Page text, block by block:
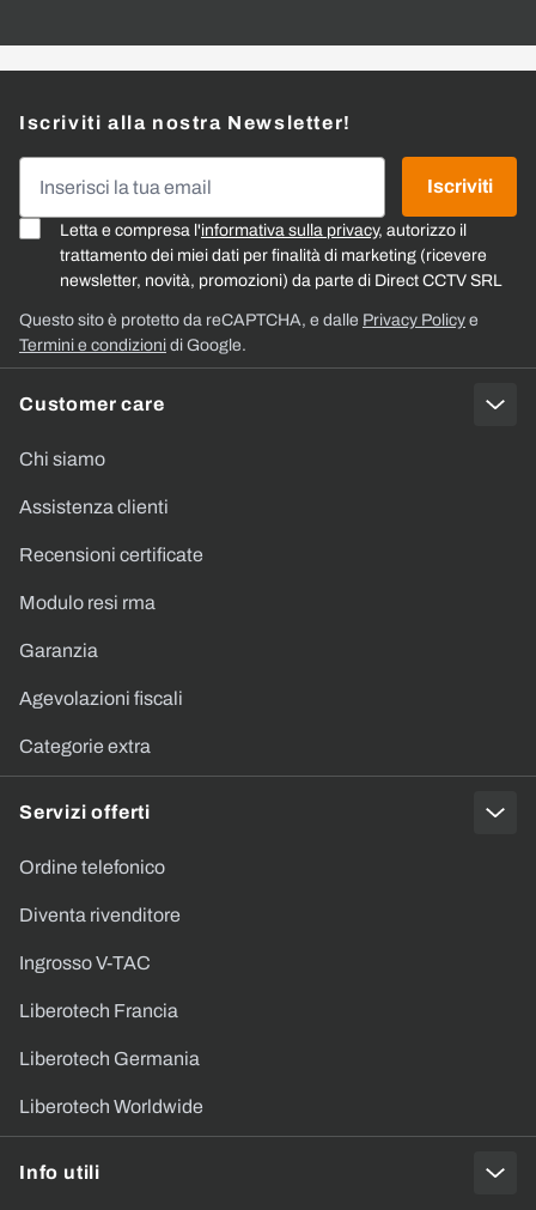
Customer care
Chi siamo
Assistenza clienti
Recensioni certificate
Modulo resi rma
Garanzia
Agevolazioni fiscali
Categorie extra
Servizi offerti
Ordine telefonico
Diventa rivenditore
Ingrosso V-TAC
Liberotech Francia
Liberotech Germania
Liberotech Worldwide
Info utili
Iscriviti alla nostra Newsletter!
Letta e compresa l'informativa sulla privacy, autorizzo il
trattamento dei miei dati per finalità di marketing (ricevere
newsletter, novità, promozioni) da parte di Direct CCTV SRL
Iscriviti
Questo sito è protetto da reCAPTCHA, e dalle Privacy Policy e
Termini e condizioni di Google.